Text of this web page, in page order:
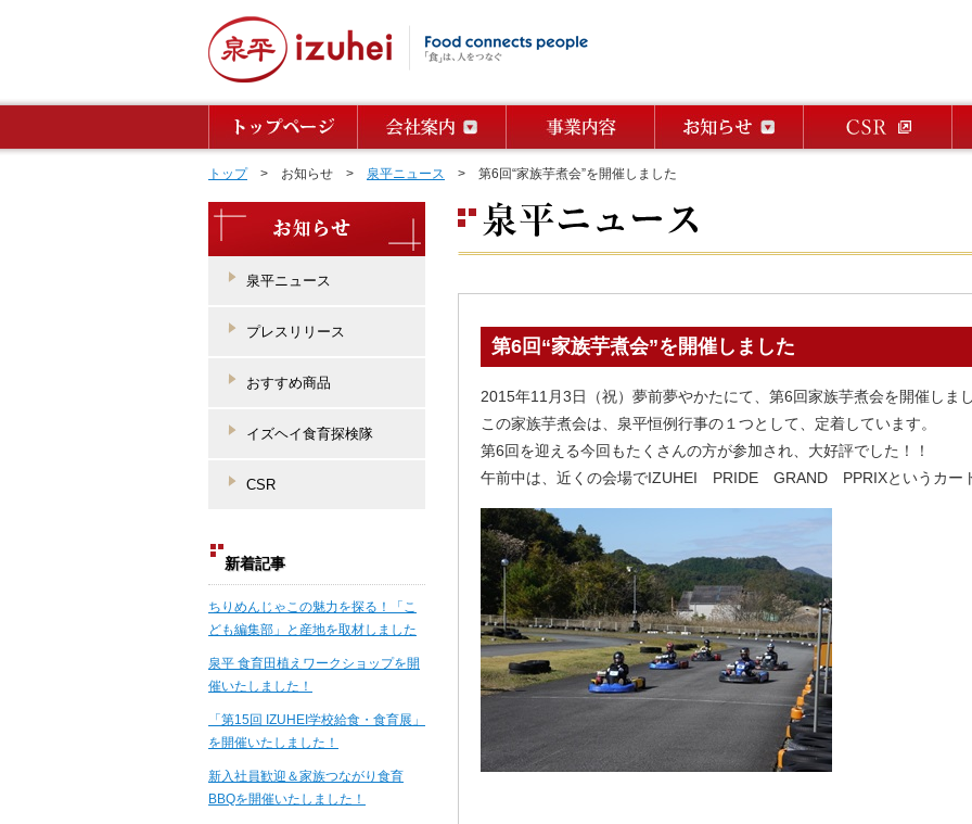
トップ> お知らせ > 泉平ニュース > 第6回“家族芋煮会”を開催しました
第6回“家族芋煮会”を開催しました
2015年11月3日（祝）夢前夢やかたにて、第6回家族芋煮会を開催しま
この家族芋煮会は、泉平恒例行事の１つとして、定着しています。
第6回を迎える今回もたくさんの方が参加され、大好評でした！！
午前中は、近くの会場でIZUHEI PRIDE GRAND PPRIXというカー
泉平ニュース
プレスリリース
おすすめ商品
イズヘイ食育探検隊
CSR
新着記事
ちりめんじゃこの魅力を探る！「こ
ども編集部」と産地を取材しました
泉平 食育田植えワークショップを開
催いたしました！
「第15回 IZUHEI学校給食・食育展」
を開催いたしました！
新入社員歓迎＆家族つながり食育
BBQを開催いたしました！